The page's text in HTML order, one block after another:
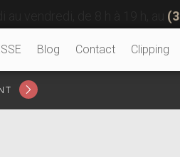
Blog Contact Clipping